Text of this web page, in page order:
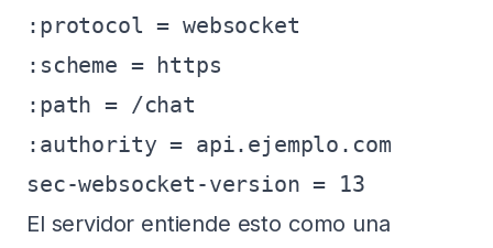
:protocol = websocket
:scheme = https
:path = /chat
:authority = api.ejemplo.com
El servidor entiende esto como una